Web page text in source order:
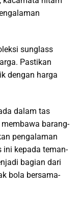
sunglass
Pastikan
dengan harga
dalam tas
barang-
pengalaman
ini kepada teman-
bagian dari
bola bersama-